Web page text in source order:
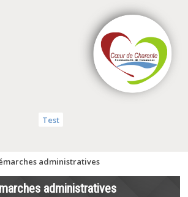
Test
administratives
administratives